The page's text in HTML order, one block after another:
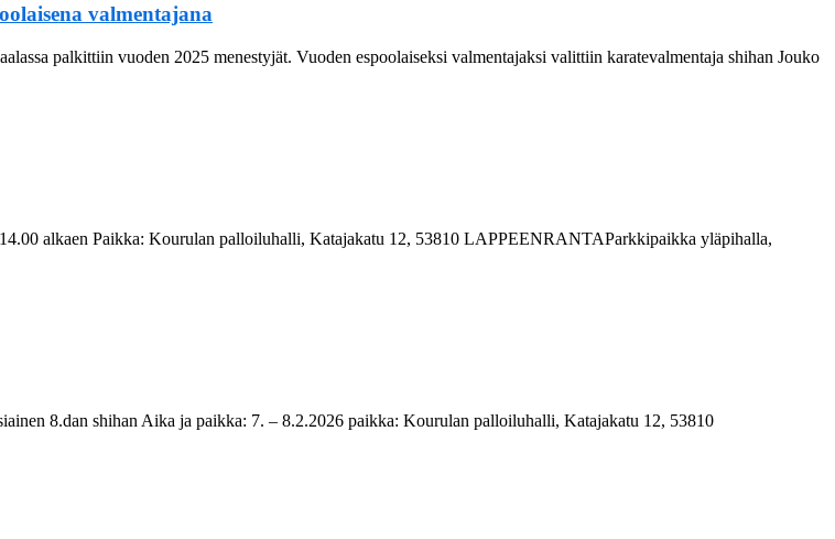
valmentajana
palkittiin vuoden 2025 menestyjät. Vuoden espoolaiseksi valmentajaksi valittiin karatevalmentaja shihan Jouko
alkaen Paikka: Kourulan palloiluhalli, Katajakatu 12, 53810 LAPPEENRANTAParkkipaikka yläpihalla,
8.dan shihan Aika ja paikka: 7. – 8.2.2026 paikka: Kourulan palloiluhalli, Katajakatu 12, 53810